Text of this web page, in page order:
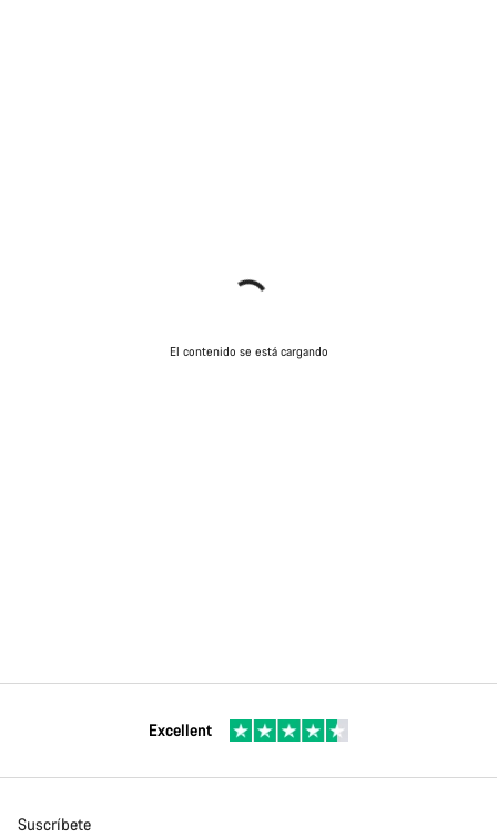
El contenido se está cargando
Excellent
Suscríbete